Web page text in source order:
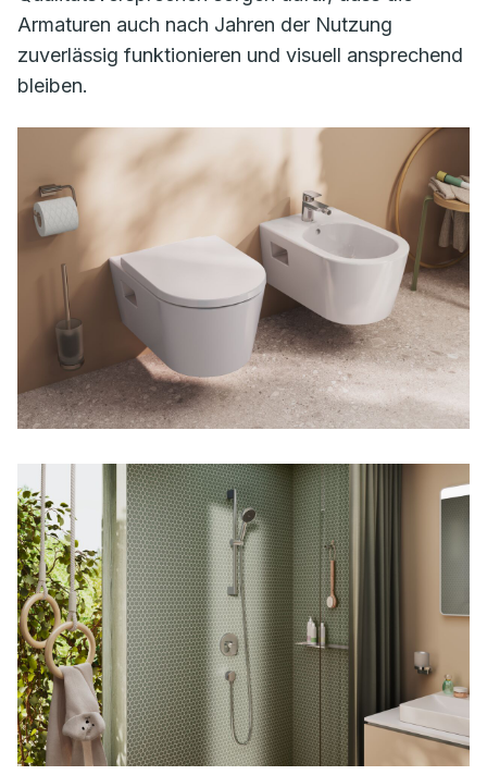
Armaturen auch nach Jahren der Nutzung
zuverlässig funktionieren und visuell ansprechend
bleiben.